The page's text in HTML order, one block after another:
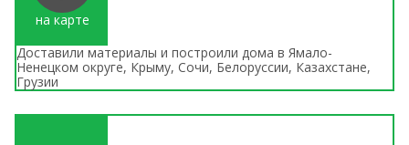
на карте
Доставили материалы и построили дома в Ямало-
Ненецком округе, Крыму, Сочи, Белоруссии, Казахстане,
Грузии